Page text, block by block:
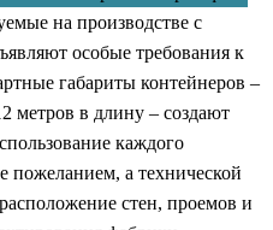
на производстве с
особые требования к
габариты контейнеров –
метров в длину – создают
каждого
пожеланием, а технической
стен, проемов и